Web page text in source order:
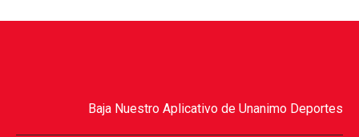
Baja Nuestro Aplicativo de Unanimo Deportes